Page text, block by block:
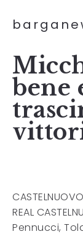
bene
REAL
Pennucci,